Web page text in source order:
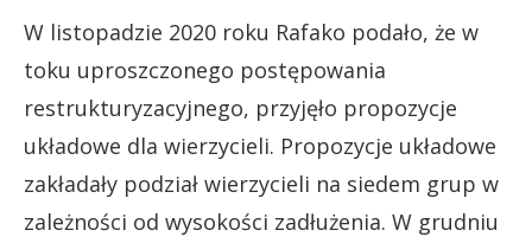
W listopadzie 2020 roku Rafako podało, że w
toku uproszczonego postępowania
restrukturyzacyjnego, przyjęło propozycje
układowe dla wierzycieli. Propozycje układowe
zakładały podział wierzycieli na siedem grup w
zależności od wysokości zadłużenia. W grudniu